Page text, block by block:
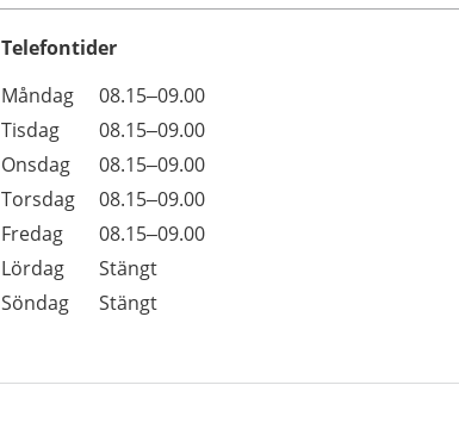
Telefontider
Dag
Öppettider
Kommentarer
Måndag
08.15–09.00
Tisdag
08.15–09.00
Onsdag
08.15–09.00
Torsdag
08.15–09.00
Fredag
08.15–09.00
Lördag
Stängt
Söndag
Stängt